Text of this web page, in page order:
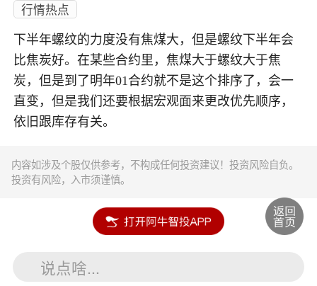
行情热点
下半年螺纹的力度没有焦煤大，但是螺纹下半年会
比焦炭好。在某些合约里，焦煤大于螺纹大于焦
炭，但是到了明年01合约就不是这个排序了，会一
直变，但是我们还要根据宏观面来更改优先顺序，
依旧跟库存有关。
内容如涉及个股仅供参考，不构成任何投资建议！投资风险自负。
投资有风险，入市须谨慎。
说点啥...